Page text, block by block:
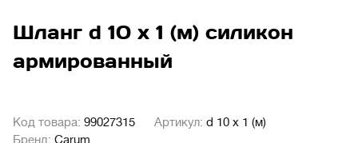
Шланг d 10 х 1 (м) силикон
армированный
Код товара: 99027315 Артикул: d 10 х 1 (м)
Бренд: Carum